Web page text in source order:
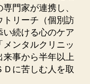
門家が連携し、
トリーチ（個別訪
い続ける心のケア
ンタルクリニッ
事から半年以上
に苦しむ人を取